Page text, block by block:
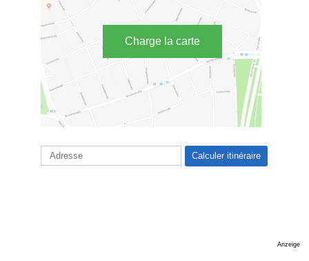
Charge la carte
Anzeige